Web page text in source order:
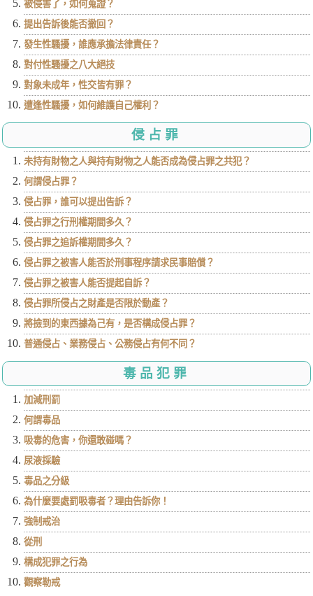
被侵害了，如何蒐證？
提出告訴後能否撤回？
發生性騷擾，誰應承擔法律責任？
對付性騷擾之八大絕技
對象未成年，性交皆有罪？
遭逢性騷擾，如何維護自己權利？
侵占罪
未持有財物之人與持有財物之人能否成為侵占罪之共犯？
何謂侵占罪？
侵占罪，誰可以提出告訴？
侵占罪之行刑權期間多久？
侵占罪之追訴權期間多久？
侵占罪之被害人能否於刑事程序請求民事賠償？
侵占罪之被害人能否提起自訴？
侵占罪所侵占之財產是否限於動產？
將撿到的東西據為己有，是否構成侵占罪？
普通侵占、業務侵占、公務侵占有何不同？
毒品犯罪
加減刑罰
何謂毒品
吸毒的危害，你還敢碰嗎？
尿液採驗
毒品之分級
為什麼要處罰吸毒者？理由告訴你！
強制戒治
從刑
構成犯罪之行為
觀察勒戒